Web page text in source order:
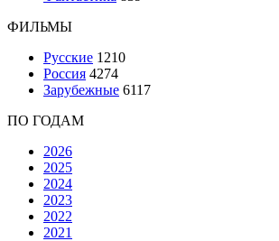
ФИЛЬМЫ
Русские 1210
Россия 4274
Зарубежные 6117
ПО ГОДАМ
2026
2025
2024
2023
2022
2021